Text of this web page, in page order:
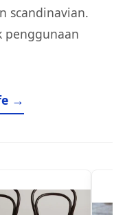
scandinavian.
penggunaan
→